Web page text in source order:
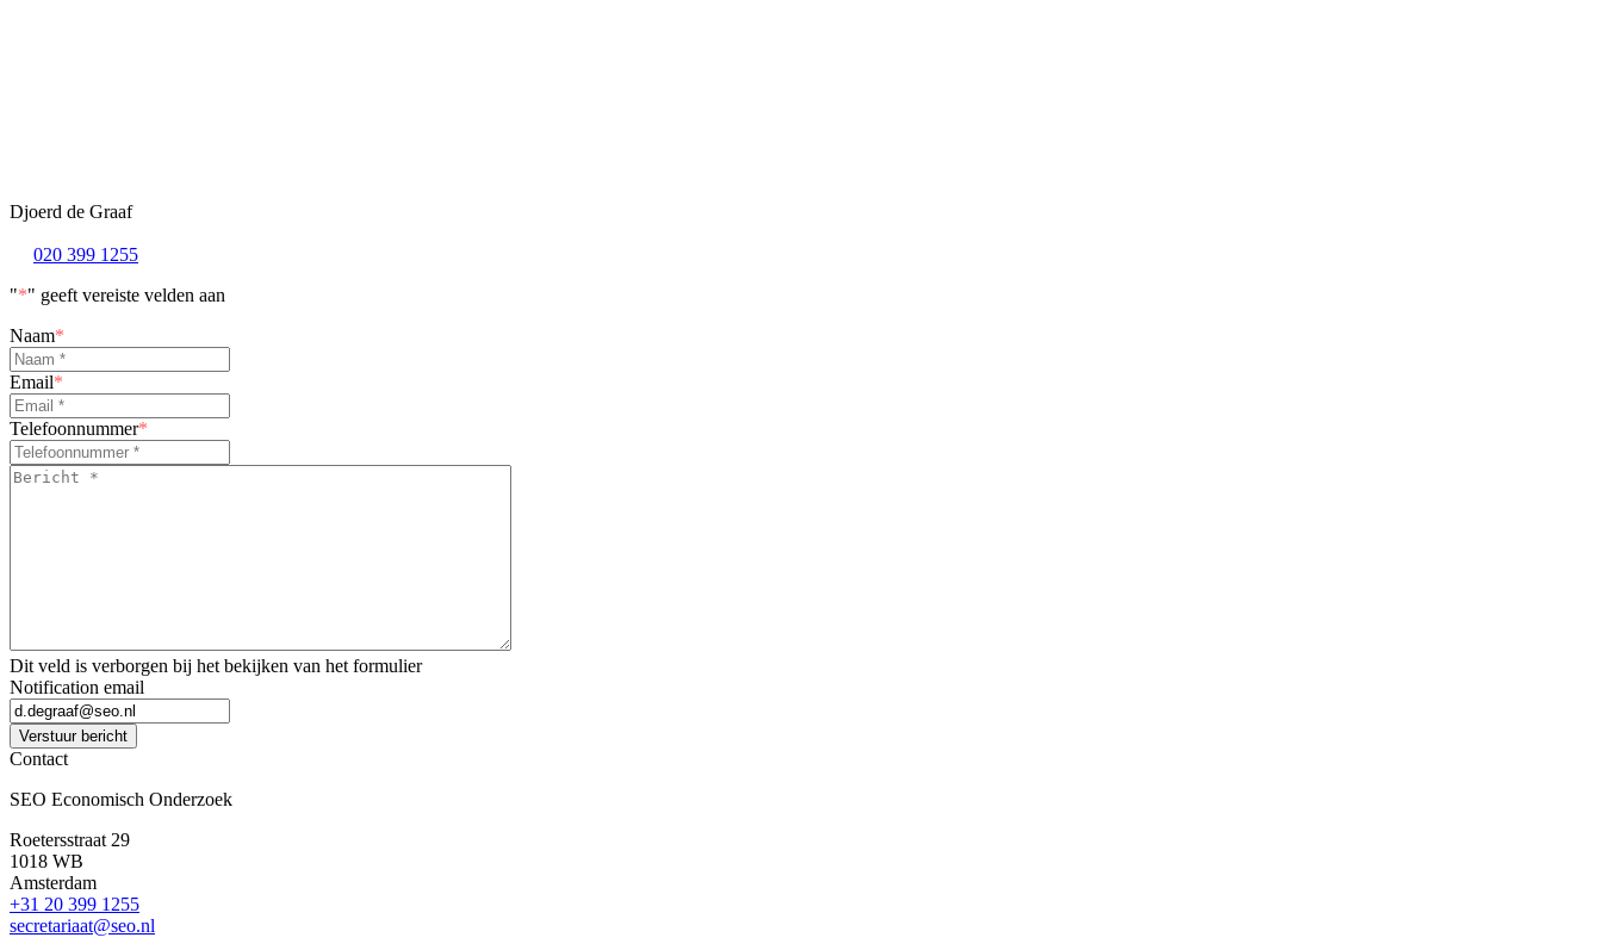
Djoerd de Graaf
020 399 1255
"*" geeft vereiste velden aan
Naam*
Email*
Telefoonnummer*
Bericht
Dit veld is verborgen bij het bekijken van het formulier
Notification email
Verstuur bericht
Contact
SEO Economisch Onderzoek
Roetersstraat 29
1018 WB
Amsterdam
+31 20 399 1255
secretariaat@seo.nl